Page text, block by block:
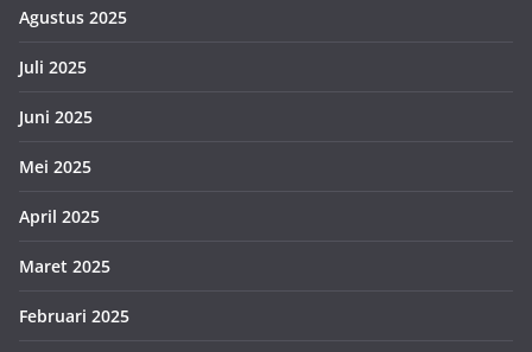
Agustus 2025
Juli 2025
Juni 2025
Mei 2025
April 2025
Maret 2025
Februari 2025